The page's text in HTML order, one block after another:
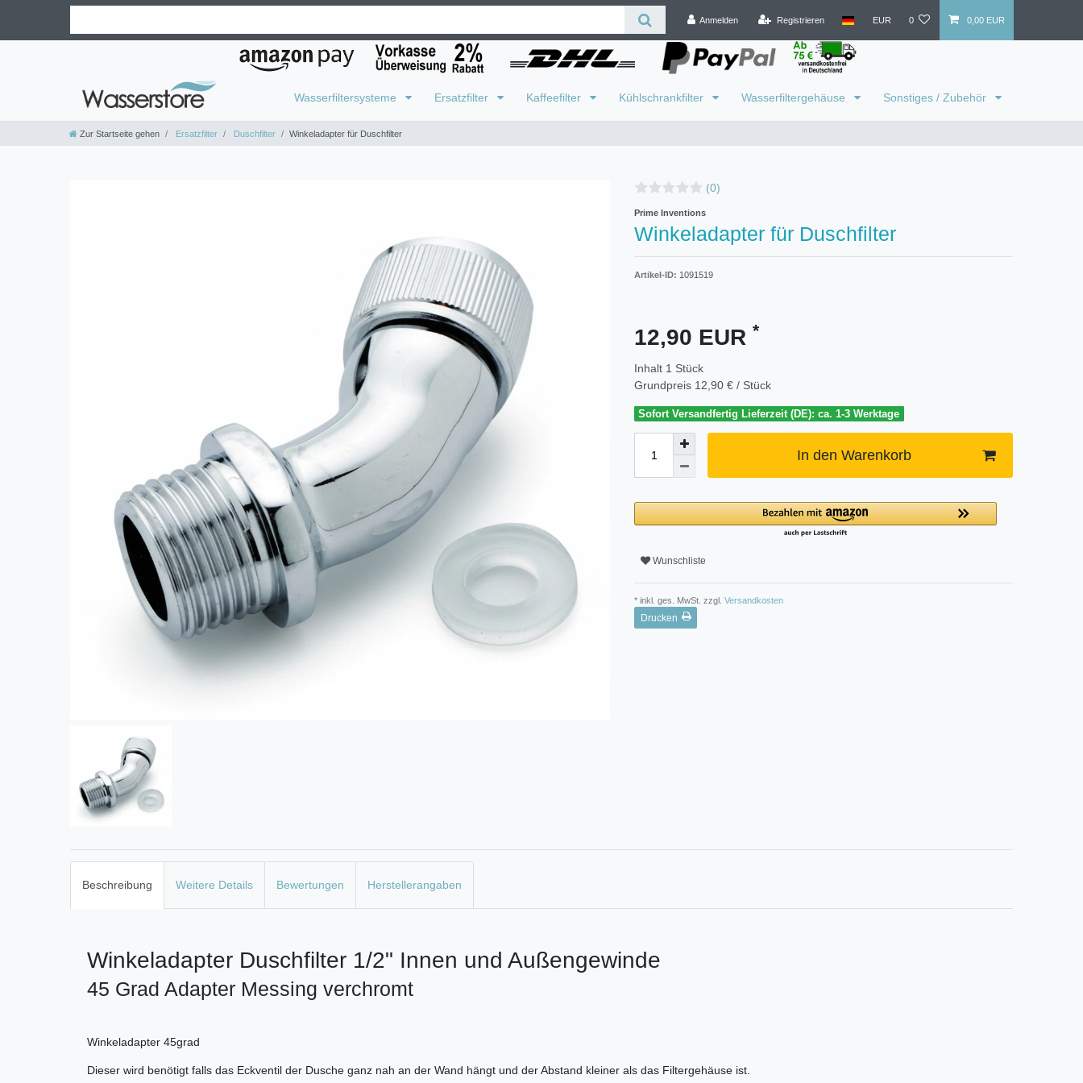
Anmelden Registrieren EUR 0 0,00 EUR
Wasserfiltersysteme Ersatzfilter Kaffeefilter Kühlschrankfilter Wasserfiltergehäuse Sonstiges / Zubehör
Zur Startseite gehen Ersatzfilter Duschfilter Winkeladapter für Duschfilter
(0)
Prime Inventions
Winkeladapter für Duschfilter
Artikel-ID: 1091519
12,90 EUR *
Inhalt 1 Stück
Grundpreis 12,90 € / Stück
Sofort Versandfertig Lieferzeit (DE): ca. 1-3 Werktage
In den Warenkorb
Wunschliste
* inkl. ges. MwSt. zzgl. Versandkosten
Drucken
Beschreibung Weitere Details Bewertungen Herstellerangaben
Winkeladapter Duschfilter 1/2" Innen und Außengewinde
45 Grad Adapter Messing verchromt
Winkeladapter 45grad
Dieser wird benötigt falls das Eckventil der Dusche ganz nah an der Wand hängt und der Abstand kleiner als das Filtergehäuse ist.